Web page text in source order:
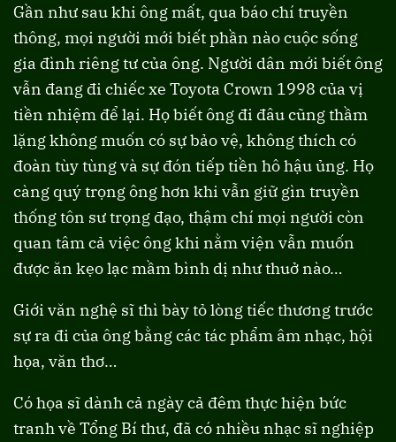
Gần như sau khi ông mất, qua báo chí truyền
thông, mọi người mới biết phần nào cuộc sống
gia đình riêng tư của ông. Người dân mới biết ông
vẫn đang đi chiếc xe Toyota Crown 1998 của vị
tiền nhiệm để lại. Họ biết ông đi đâu cũng thầm
lặng không muốn có sự bảo vệ, không thích có
đoàn tùy tùng và sự đón tiếp tiền hô hậu ủng. Họ
càng quý trọng ông hơn khi vẫn giữ gìn truyền
thống tôn sư trọng đạo, thậm chí mọi người còn
quan tâm cả việc ông khi nằm viện vẫn muốn
được ăn kẹo lạc mầm bình dị như thuở nào…
Giới văn nghệ sĩ thì bày tỏ lòng tiếc thương trước
sự ra đi của ông bằng các tác phẩm âm nhạc, hội
họa, văn thơ…
Có họa sĩ dành cả ngày cả đêm thực hiện bức
tranh về Tổng Bí thư, đã có nhiều nhạc sĩ nghiệp